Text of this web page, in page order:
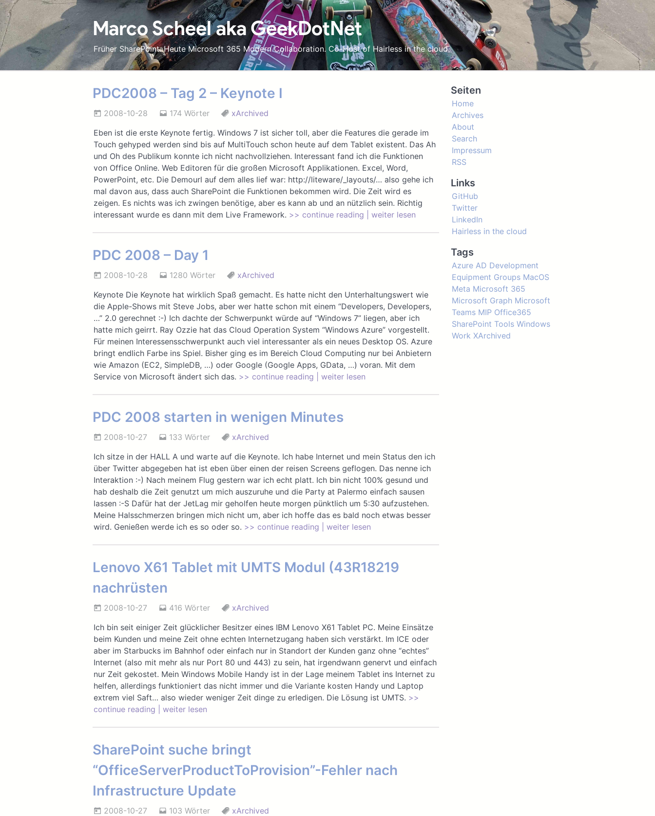
Marco Scheel aka GeekDotNet
Früher SharePoint. Heute Microsoft 365 Modern Collaboration. Co-Host of Hairless in the cloud.
PDC2008 – Tag 2 – Keynote I
2008-10-28 174 Wörter
xArchived
Eben ist die erste Keynote fertig. Windows 7 ist sicher toll, aber die Features die gerade im
Touch gehyped werden sind bis auf MultiTouch schon heute auf dem Tablet existent. Das Ah
und Oh des Publikum konnte ich nicht nachvollziehen. Interessant fand ich die Funktionen
von Office Online. Web Editoren für die großen Microsoft Applikationen. Excel, Word,
PowerPoint, etc. Die Demourl auf dem alles lief war: http://liteware/_layouts/… also gehe ich
mal davon aus, dass auch SharePoint die Funktionen bekommen wird. Die Zeit wird es
zeigen. Es nichts was ich zwingen benötige, aber es kann ab und an nützlich sein. Richtig
interessant wurde es dann mit dem Live Framework. >> continue reading | weiter lesen
PDC 2008 – Day 1
2008-10-28 1280 Wörter
xArchived
Keynote Die Keynote hat wirklich Spaß gemacht. Es hatte nicht den Unterhaltungswert wie
die Apple-Shows mit Steve Jobs, aber wer hatte schon mit einem “Developers, Developers,
…” 2.0 gerechnet :-) Ich dachte der Schwerpunkt würde auf “Windows 7” liegen, aber ich
hatte mich geirrt. Ray Ozzie hat das Cloud Operation System “Windows Azure” vorgestellt.
Für meinen Interessensschwerpunkt auch viel interessanter als ein neues Desktop OS. Azure
bringt endlich Farbe ins Spiel. Bisher ging es im Bereich Cloud Computing nur bei Anbietern
wie Amazon (EC2, SimpleDB, …) oder Google (Google Apps, GData, …) voran. Mit dem
Service von Microsoft ändert sich das. >> continue reading | weiter lesen
PDC 2008 starten in wenigen Minutes
2008-10-27 133 Wörter
xArchived
Ich sitze in der HALL A und warte auf die Keynote. Ich habe Internet und mein Status den ich
über Twitter abgegeben hat ist eben über einen der reisen Screens geflogen. Das nenne ich
Interaktion :-) Nach meinem Flug gestern war ich echt platt. Ich bin nicht 100% gesund und
hab deshalb die Zeit genutzt um mich auszuruhe und die Party at Palermo einfach sausen
lassen :-S Dafür hat der JetLag mir geholfen heute morgen pünktlich um 5:30 aufzustehen.
Meine Halsschmerzen bringen mich nicht um, aber ich hoffe das es bald noch etwas besser
wird. Genießen werde ich es so oder so. >> continue reading | weiter lesen
Lenovo X61 Tablet mit UMTS Modul (43R18219
nachrüsten
2008-10-27 416 Wörter
xArchived
Ich bin seit einiger Zeit glücklicher Besitzer eines IBM Lenovo X61 Tablet PC. Meine Einsätze
beim Kunden und meine Zeit ohne echten Internetzugang haben sich verstärkt. Im ICE oder
aber im Starbucks im Bahnhof oder einfach nur in Standort der Kunden ganz ohne “echtes”
Internet (also mit mehr als nur Port 80 und 443) zu sein, hat irgendwann genervt und einfach
nur Zeit gekostet. Mein Windows Mobile Handy ist in der Lage meinem Tablet ins Internet zu
helfen, allerdings funktioniert das nicht immer und die Variante kosten Handy und Laptop
extrem viel Saft… also wieder weniger Zeit dinge zu erledigen. Die Lösung ist UMTS. >>
continue reading | weiter lesen
SharePoint suche bringt
“OfficeServerProductToProvision”-Fehler nach
Infrastructure Update
2008-10-27 103 Wörter
xArchived
Seiten
Home
Archives
About
Search
Impressum
RSS
Links
GitHub
Twitter
LinkedIn
Hairless in the cloud
Tags
Azure AD Development
Equipment Groups MacOS
Meta Microsoft 365
Microsoft Graph Microsoft
Teams MIP Office365
SharePoint Tools Windows
Work XArchived